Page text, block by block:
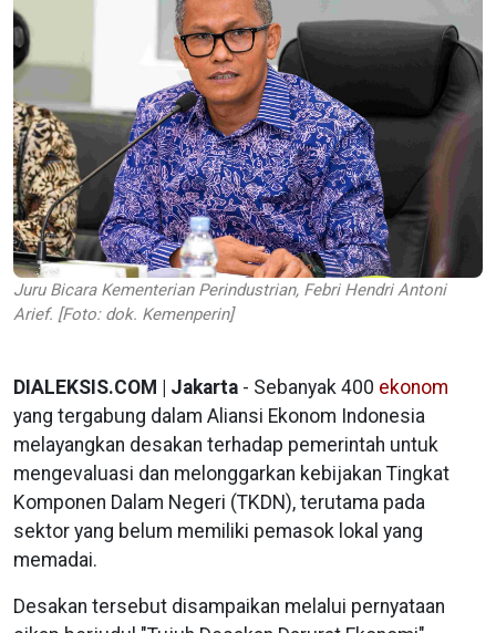
Juru Bicara Kementerian Perindustrian, Febri Hendri Antoni
Arief. [Foto: dok. Kemenperin]
DIALEKSIS.COM | Jakarta - Sebanyak 400 ekonom
yang tergabung dalam Aliansi Ekonom Indonesia
melayangkan desakan terhadap pemerintah untuk
mengevaluasi dan melonggarkan kebijakan Tingkat
Komponen Dalam Negeri (TKDN), terutama pada
sektor yang belum memiliki pemasok lokal yang
memadai.
Desakan tersebut disampaikan melalui pernyataan